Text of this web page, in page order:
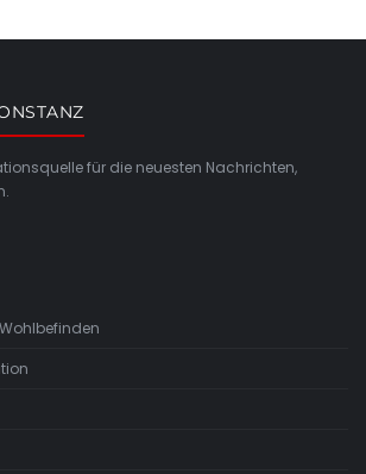
für die neuesten Nachrichten,